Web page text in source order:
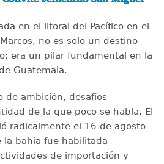
en el litoral del Pacífico en el
no es solo un destino
era un pilar fundamental en la
Guatemala.
de ambición, desafíos
de la que poco se habla. El
radicalmente el 16 de agosto
la bahía fue habilitada
de importación y